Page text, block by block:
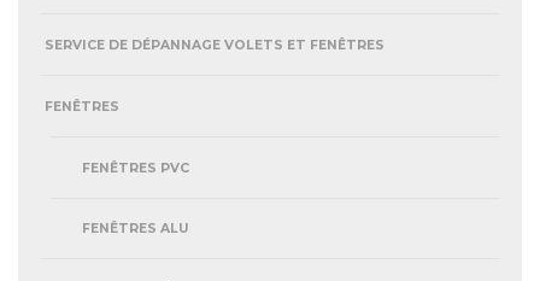
SERVICE DE DÉPANNAGE VOLETS ET FENÊTRES
FENÊTRES
FENÊTRES PVC
FENÊTRES ALU